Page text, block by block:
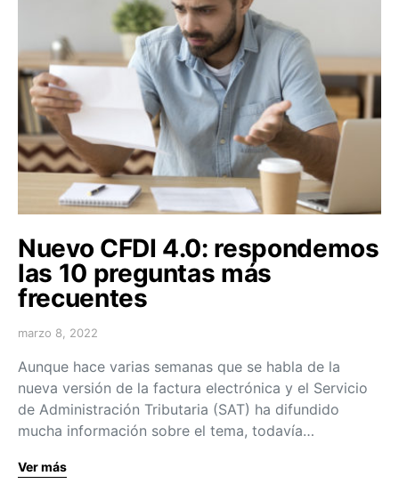
Nuevo CFDI 4.0: respondemos
las 10 preguntas más
frecuentes
marzo 8, 2022
Aunque hace varias semanas que se habla de la
nueva versión de la factura electrónica y el Servicio
de Administración Tributaria (SAT) ha difundido
mucha información sobre el tema, todavía…
Ver más